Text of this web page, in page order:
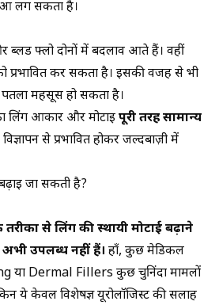
लग सकता है।
ब्लड फ्लो दोनों में बदलाव आते हैं। वहीं
प्रभावित कर सकता है। इसकी वजह से भी
महसूस हो सकता है।
लिंग आकार और मोटाईपूरी तरह सामान्य
से प्रभावित होकर जल्दबाज़ी में
जा सकती है?
तरीकों से लिंग की स्थायी मोटाई बढ़ाने
उपलब्ध नहीं हैं। हाँ, कुछ मेडिकल
या Dermal Fillers कुछ चुनिंदा मामलों
ये केवल विशेषज्ञ यूरोलॉजिस्ट की सलाह